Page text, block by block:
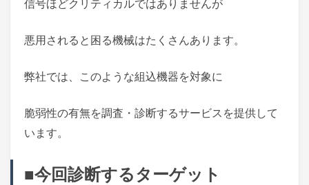
信号ほどクリティカルではありませんが
悪用されると困る機械はたくさんあります。
弊社では、このような組込機器を対象に
脆弱性の有無を調査・診断するサービスを提供して
います。
■今回診断するターゲット